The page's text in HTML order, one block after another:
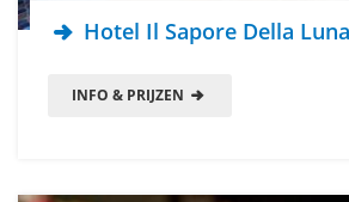
Hotel Il Sapore Della
INFO & PRIJZEN